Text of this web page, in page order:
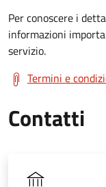
Per conoscere i
informazioni
servizio.
Termini e
Contatti